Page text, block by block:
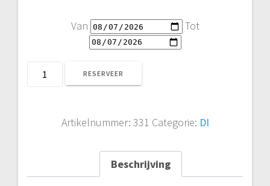
Van Tot
Millenium
RESERVEER
Artikelnummer: 331 Categorie: DI
Beschrijving